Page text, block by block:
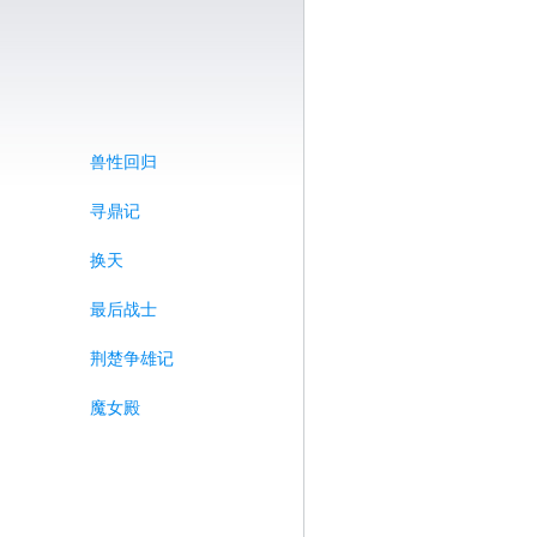
兽性回归
寻鼎记
换天
最后战士
荆楚争雄记
魔女殿